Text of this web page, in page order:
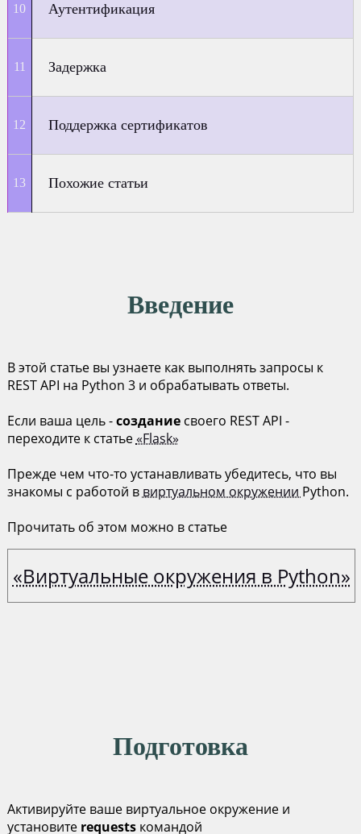
Аутентификация
Задержка
Поддержка сертификатов
Похожие статьи
Введение
В этой статье вы узнаете как выполнять запросы к
REST API на Python 3 и обрабатывать ответы.
Если ваша цель -созданиесвоего REST API -
переходите к статье«Flask»
Прежде чем что-то устанавливать убедитесь, что вы
знакомы с работой в виртуальном окружении Python.
Прочитать об этом можно в статье
«Виртуальные окружения в Python»
Подготовка
Активируйте ваше виртуальное окружение и
установите requestsкомандой